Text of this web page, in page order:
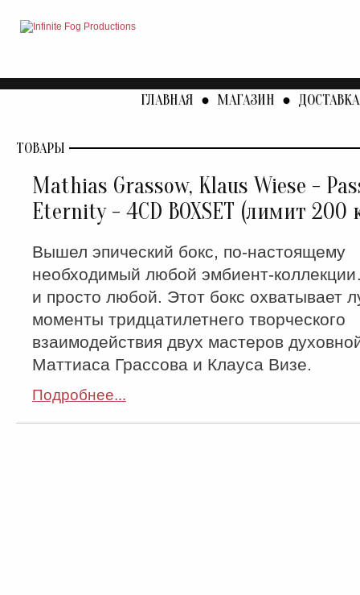
ГЛАВНАЯ ● МАГАЗИН ●
ТОВАРЫ
Mathias Grassow, Klaus Wiese -
Eternity - 4CD BOXSET (лимит 200
Вышел эпический бокс, по-настоящему
необходимый любой эмбиент-
и просто любой. Этот бокс охватывает
моменты тридцатилетнего творческого
взаимодействия двух мастеров
Маттиаса Грассова и Клауса Визе.
Подробнее...